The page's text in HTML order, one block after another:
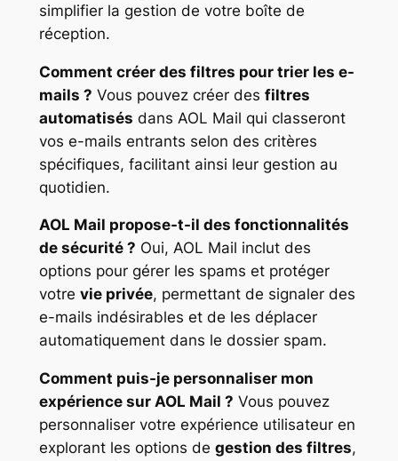
simplifier la gestion de votre boîte de
réception.
Comment créer des filtres pour trier les e-
mails ? Vous pouvez créer des filtres
automatisés dans AOL Mail qui classeront
vos e-mails entrants selon des critères
spécifiques, facilitant ainsi leur gestion au
quotidien.
AOL Mail propose-t-il des fonctionnalités
de sécurité ? Oui, AOL Mail inclut des
options pour gérer les spams et protéger
votre vie privée, permettant de signaler des
e-mails indésirables et de les déplacer
automatiquement dans le dossier spam.
Comment puis-je personnaliser mon
expérience sur AOL Mail ? Vous pouvez
personnaliser votre expérience utilisateur en
explorant les options de gestion des filtres,